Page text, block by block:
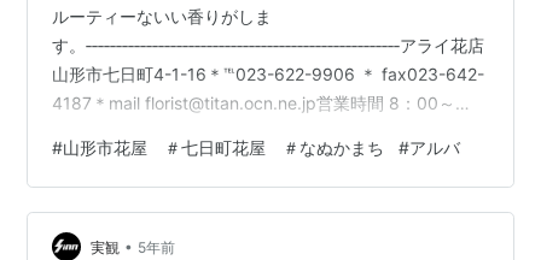
ルーティーないい香りがしま
す。‐‐‐‐‐‐‐‐‐‐‐‐‐‐‐‐‐‐‐‐‐‐‐‐‐‐‐‐‐‐‐‐‐‐‐‐‐‐‐‐‐‐‐‐‐‐‐‐‐‐‐‐アライ花店
山形市七日町4-1-16＊℡023-622-9906 ＊ fax023-642-
4187＊mail florist@titan.ocn.ne.jp営業時間 8：00～
ご相談ください）〇クレジットカード・paypay・
aupay・ⅾ払い・メルペイ・ご利用できます・～お知らせ
～ 2/1、8、15。22（火）定休日＊フェイスブック
https://www…
#山形市花屋 ＃七日町花屋 ＃なぬかまち #アルバ
実観 • 5年前